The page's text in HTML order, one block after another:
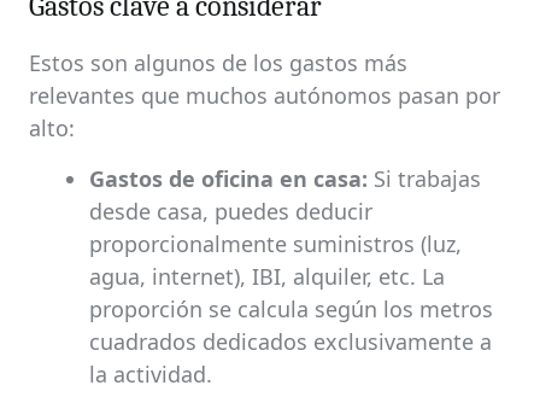
Estos son algunos de los gastos más
relevantes que muchos autónomos pasan por
alto:
Gastos de oficina en casa: Si trabajas
desde casa, puedes deducir
proporcionalmente suministros (luz,
agua, internet), IBI, alquiler, etc. La
proporción se calcula según los metros
cuadrados dedicados exclusivamente a
la actividad.